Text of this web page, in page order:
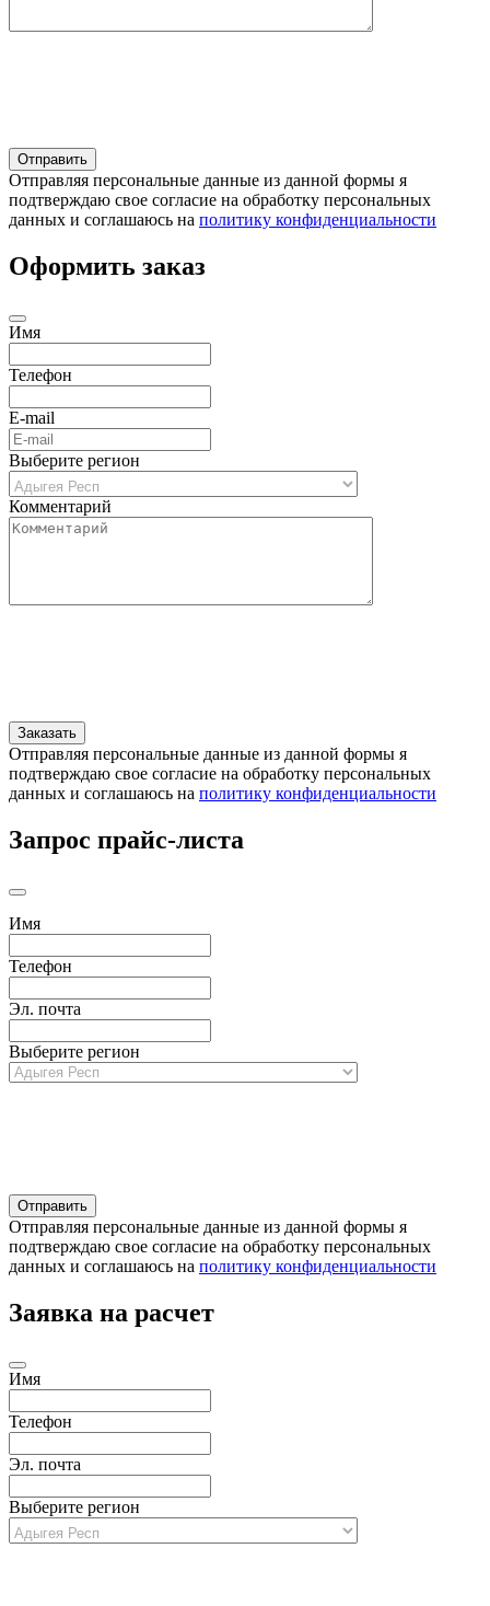
Отправляя персональные данные из данной формы я
подтверждаю свое согласие на обработку персональных
данных и соглашаюсь на политику конфиденциальности
Оформить заказ
Имя
Телефон
E-mail
Выберите регион
Комментарий
Отправляя персональные данные из данной формы я
подтверждаю свое согласие на обработку персональных
данных и соглашаюсь на политику конфиденциальности
Запрос прайс-листа
Имя
Телефон
Эл. почта
Выберите регион
Отправляя персональные данные из данной формы я
подтверждаю свое согласие на обработку персональных
данных и соглашаюсь на политику конфиденциальности
Заявка на расчет
Имя
Телефон
Эл. почта
Выберите регион